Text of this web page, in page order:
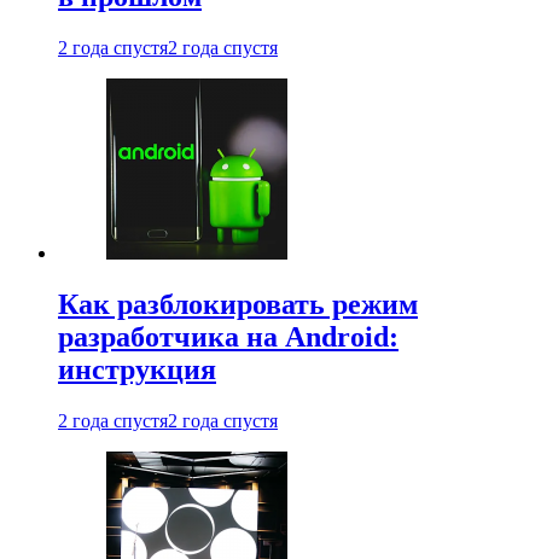
2 года спустя2 года спустя
Как разблокировать режим
разработчика на Android:
инструкция
2 года спустя2 года спустя